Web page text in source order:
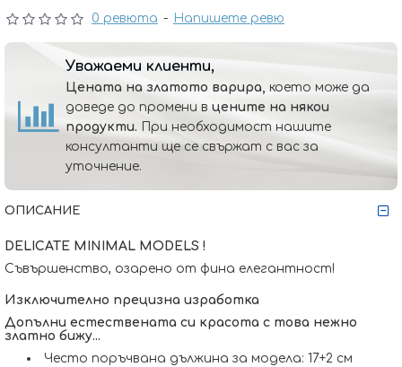
0 ревюта - Напишете ревю
Уважаеми клиенти,
Цената на златото варира, което може да
доведе до промени в цените на някои
продукти. При необходимост нашите
консултанти ще се свържат с вас за
уточнение.
ОПИСАНИЕ
DELICATE MINIMAL MODELS !
Съвършенство, озарено от фина елегантност!
Изключително прецизна изработка
Допълни естествената си красота с това нежно
златно бижу...
Често поръчвана дължина за модела: 17+2 см